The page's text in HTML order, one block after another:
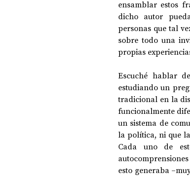
DOSSIER NOCHE DE LAS IDEAS
CIENCIA Y TECNOLOGÍA
ensamblar estos
dicho autor
personas que tal
sobre todo una
propias
Escuché hablar
estudiando un
tradicional en la
funcionalmente
un sistema de
la política, ni que
Cada uno de
esto generaba